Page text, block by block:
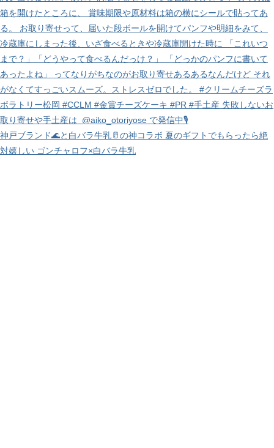
神戸ブランド🌊と白バラ牛乳🥛の神コラボ 夏のギフトでもらったら絶
対嬉しい ゴンチャロフ×白バラ牛乳